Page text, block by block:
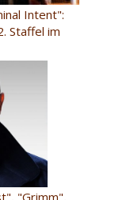
Intent":
Staffel im